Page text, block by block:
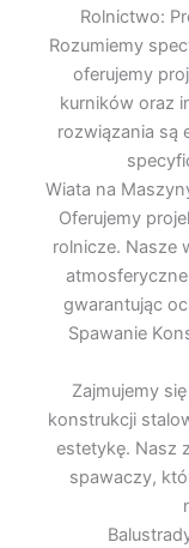
Rolnictwo:
Rozumiemy
oferujemy
kurników oraz
rozwiązania są
Wiata na
Oferujemy
rolnicze. Nasze
gwarantując
Spawanie
Zajmujemy
konstrukcji
estetykę. Nasz
spawaczy,